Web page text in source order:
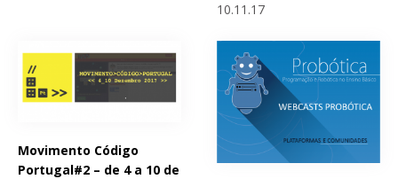
10.11.17
Movimento Código
Portugal#2 – de 4 a 10 de